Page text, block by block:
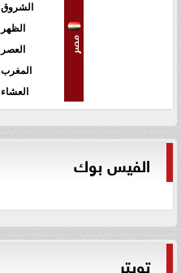
مصر
الشروق
الظهر
العصر
المغرب
العشاء
الفيس بوك
تويتر